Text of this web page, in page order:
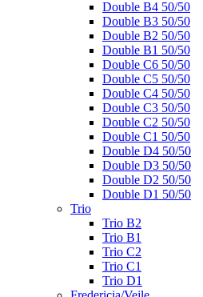
Double B4 50/50
Double B3 50/50
Double B2 50/50
Double B1 50/50
Double C6 50/50
Double C5 50/50
Double C4 50/50
Double C3 50/50
Double C2 50/50
Double C1 50/50
Double D4 50/50
Double D3 50/50
Double D2 50/50
Double D1 50/50
Trio
Trio B2
Trio B1
Trio C2
Trio C1
Trio D1